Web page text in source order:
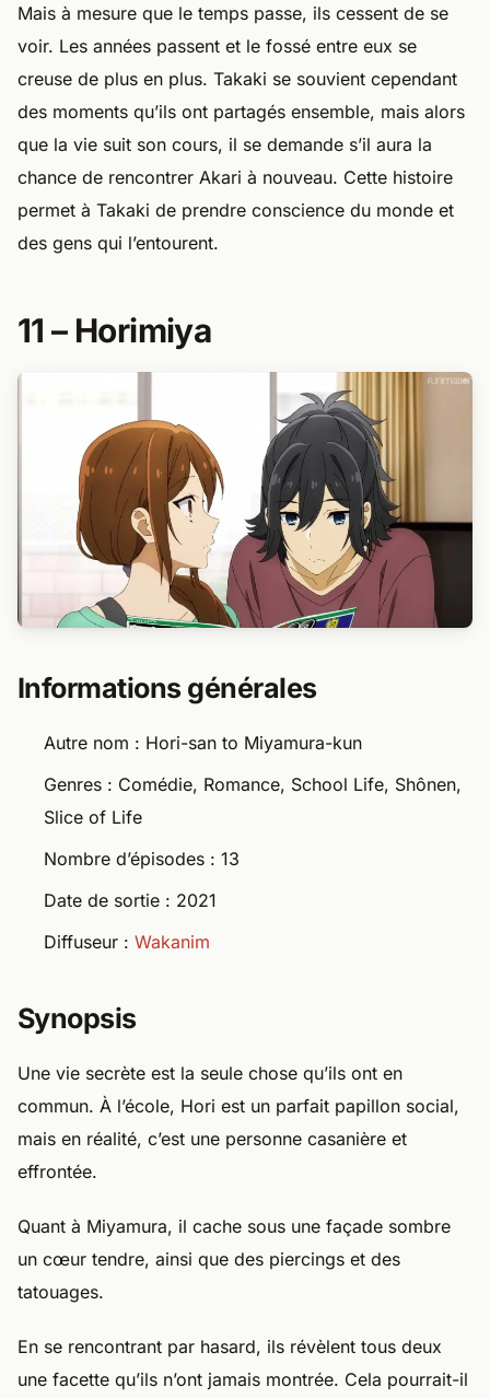
Mais à mesure que le temps passe, ils cessent de se
voir. Les années passent et le fossé entre eux se
creuse de plus en plus. Takaki se souvient cependant
des moments qu’ils ont partagés ensemble, mais alors
que la vie suit son cours, il se demande s’il aura la
chance de rencontrer Akari à nouveau. Cette histoire
permet à Takaki de prendre conscience du monde et
des gens qui l’entourent.
11 – Horimiya​
Informations générales
Autre nom : Hori-san to Miyamura-kun
Genres : Comédie, Romance, School Life, Shônen,
Slice of Life
Nombre d’épisodes : 13
Date de sortie : 2021
Diffuseur : Wakanim
Synopsis
Une vie secrète est la seule chose qu’ils ont en
commun. À l’école, Hori est un parfait papillon social,
mais en réalité, c’est une personne casanière et
effrontée.
Quant à Miyamura, il cache sous une façade sombre
un cœur tendre, ainsi que des piercings et des
tatouages.
En se rencontrant par hasard, ils révèlent tous deux
une facette qu’ils n’ont jamais montrée. Cela pourrait-il